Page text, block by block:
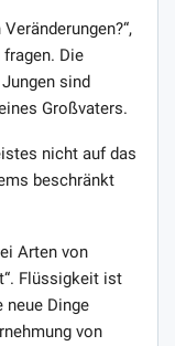
Die
sind
Großvaters.
nicht auf das
beschränkt
Arten von
Flüssigkeit ist
neue Dinge
von